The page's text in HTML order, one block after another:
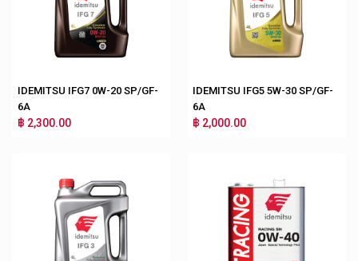
IDEMITSU IFG7 0W-20 SP/GF-
6A
฿ 2,300.00
IDEMITSU IFG5 5W-30 SP/GF-
6A
฿ 2,000.00